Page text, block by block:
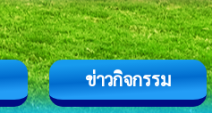
ข่าวกิจกรรม